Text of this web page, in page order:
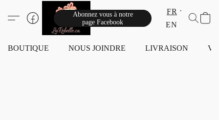
Abonnez vous à notre
page Facebook
FR
EN
BOUTIQUE NOUS JOINDRE LIVRAISON